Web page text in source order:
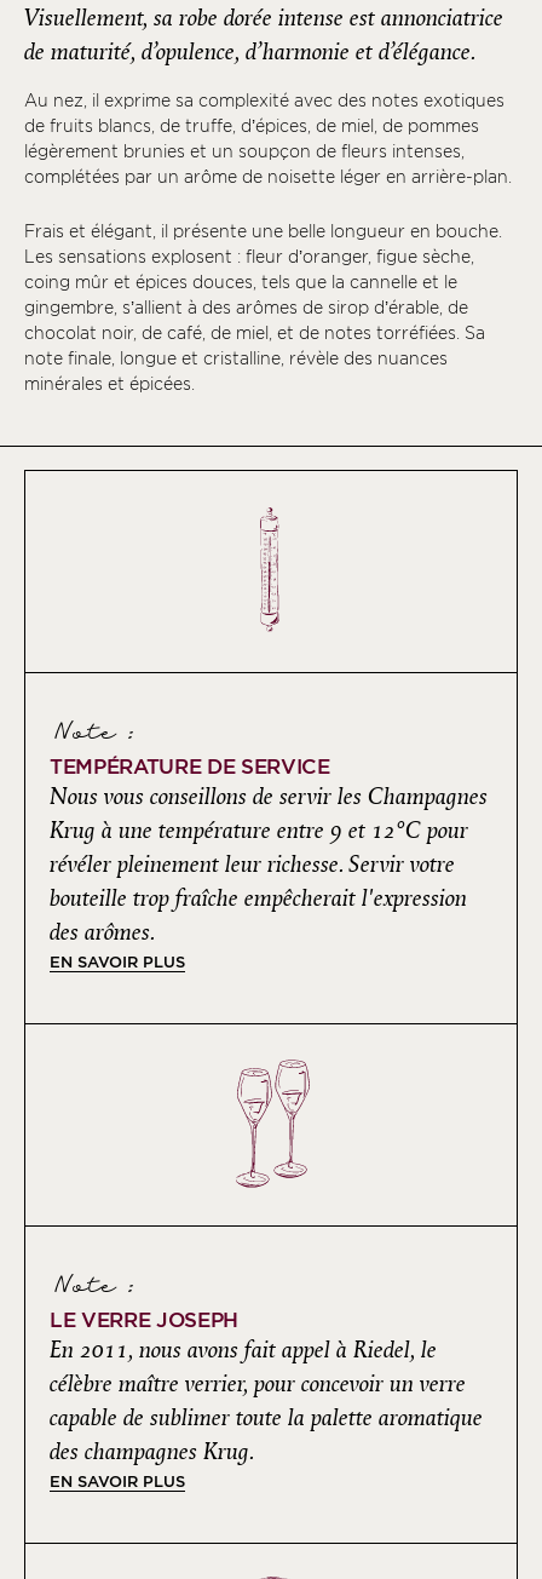
Visuellement, sa robe dorée intense est annonciatrice
de maturité, d’opulence, d’harmonie et d’élégance.
Au nez, il exprime sa complexité avec des notes exotiques
de fruits blancs, de truffe, d’épices, de miel, de pommes
légèrement brunies et un soupçon de fleurs intenses,
complétées par un arôme de noisette léger en arrière-plan.
Frais et élégant, il présente une belle longueur en bouche.
Les sensations explosent : fleur d’oranger, figue sèche,
coing mûr et épices douces, tels que la cannelle et le
gingembre, s’allient à des arômes de sirop d’érable, de
chocolat noir, de café, de miel, et de notes torréfiées. Sa
note finale, longue et cristalline, révèle des nuances
minérales et épicées.
Note :
TEMPÉRATURE DE SERVICE
Nous vous conseillons de servir les Champagnes
Krug à une température entre 9 et 12°C pour
révéler pleinement leur richesse. Servir votre
bouteille trop fraîche empêcherait l'expression
des arômes.
EN SAVOIR PLUS
Note :
LE VERRE JOSEPH
En 2011, nous avons fait appel à Riedel, le
célèbre maître verrier, pour concevoir un verre
capable de sublimer toute la palette aromatique
des champagnes Krug.
EN SAVOIR PLUS